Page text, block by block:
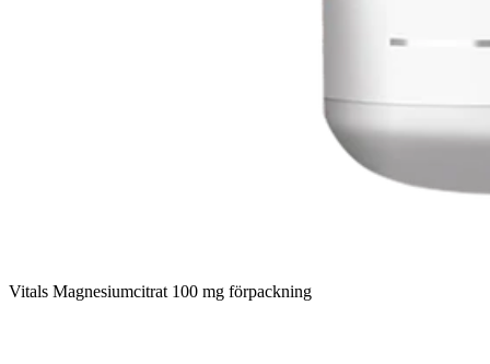
Vitals Magnesiumcitrat 100 mg förpackning